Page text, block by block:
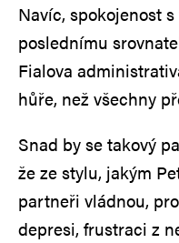
Navíc, spokojenost
poslednímu
Fialova
hůře, než všechny
Snad by se takový
že ze stylu, jakým
partneři vládnou,
depresi, frustraci z